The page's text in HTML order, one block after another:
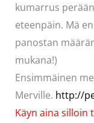
kumarrus
eteenpäin. Mä
panostan
mukana!)
Ensimmäinen
Merville. http://
Käyn aina silloin